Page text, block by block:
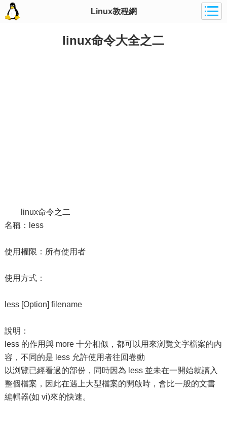
Linux教程網
linux命令大全之二
linux命令之二
名稱：less
使用權限：所有使用者
使用方式：
less [Option] filename
說明：
less 的作用與 more 十分相似，都可以用來浏覽文字檔案的內
容，不同的是 less 允許使用者往回卷動
以浏覽已經看過的部份，同時因為 less 並未在一開始就讀入
整個檔案，因此在遇上大型檔案的開啟時，會比一般的文書
編輯器(如 vi)來的快速。